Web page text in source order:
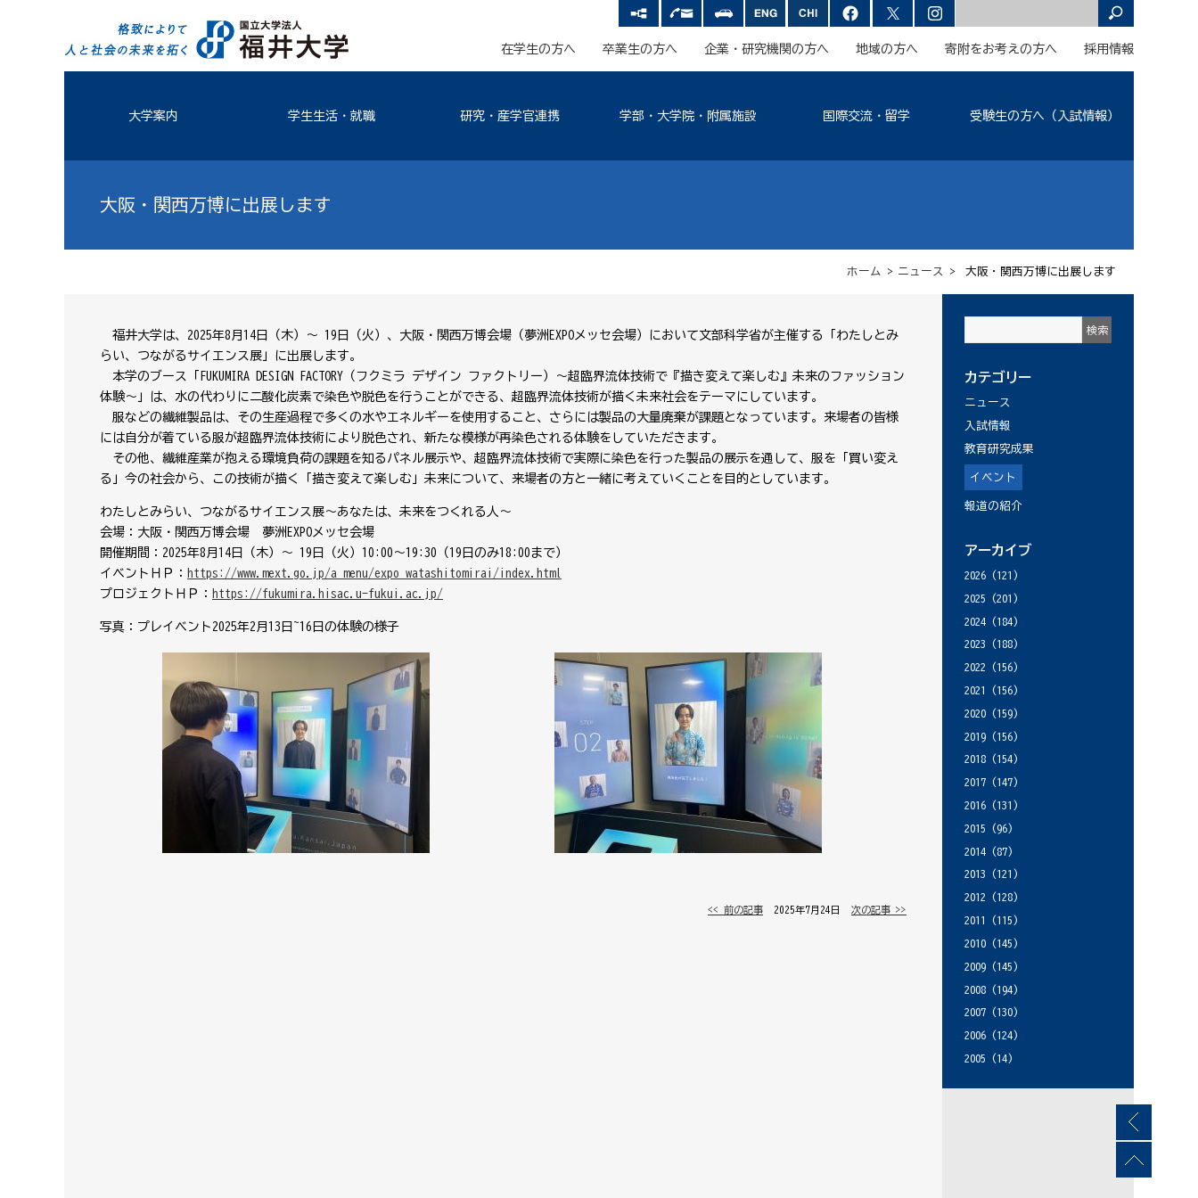
在学生の方へ 卒業生の方へ 企業・研究機関の方へ 地域の方へ 寄附をお考えの方へ 採用情報
大学案内 学生生活・就職 研究・産学官連携 学部・大学院・附属施設 国際交流・留学 受験生の方へ（入試情報）
大阪・関西万博に出展します
ホーム > ニュース > 大阪・関西万博に出展します
福井大学は、2025年8月14日（木）～ 19日（火）、大阪・関西万博会場（夢洲EXPOメッセ会場）において文部科学省が主催する「わたしとみ
らい、つながるサイエンス展」に出展します。
本学のブース「FUKUMIRA DESIGN FACTORY（フクミラ デザイン ファクトリー）～超臨界流体技術で『描き変えて楽しむ』未来のファッション
体験～」は、水の代わりに二酸化炭素で染色や脱色を行うことができる、超臨界流体技術が描く未来社会をテーマにしています。
服などの繊維製品は、その生産過程で多くの水やエネルギーを使用すること、さらには製品の大量廃棄が課題となっています。来場者の皆様
には自分が着ている服が超臨界流体技術により脱色され、新たな模様が再染色される体験をしていただきます。
その他、繊維産業が抱える環境負荷の課題を知るパネル展示や、超臨界流体技術で実際に染色を行った製品の展示を通して、服を「買い変え
る」今の社会から、この技術が描く「描き変えて楽しむ」未来について、来場者の方と一緒に考えていくことを目的としています。
わたしとみらい、つながるサイエンス展～あなたは、未来をつくれる人～
会場：大阪・関西万博会場 夢洲EXPOメッセ会場
開催期間：2025年8月14日（木）～ 19日（火）10:00～19:30（19日のみ18:00まで）
イベントＨＰ： https://www.mext.go.jp/a_menu/expo_watashitomirai/index.html
プロジェクトＨＰ： https://fukumira.hisac.u-fukui.ac.jp/
写真：プレイベント2025年2月13日~16日の体験の様子
<< 前の記事 │ 2025年7月24日 │ 次の記事 >>
カテゴリー
ニュース
入試情報
教育研究成果
イベント
報道の紹介
アーカイブ
2026 (121)
2025 (201)
2024 (184)
2023 (188)
2022 (156)
2021
(156)
2020 (159)
2019 (156)
2018 (154)
2017 (147)
2016 (131)
2015 (96)
2014 (87)
2013 (121)
2012 (128)
2011
(115)
2010 (145)
2009 (145)
2008 (194)
2007 (130)
2006 (124)
2005 (14)